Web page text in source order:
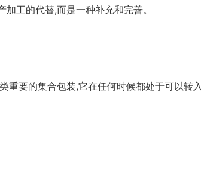
工的代替,而是一种补充和完善。
重要的集合包装,它在任何时候都处于可以转